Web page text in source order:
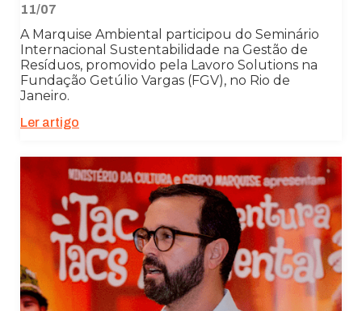
11/07
A Marquise Ambiental participou do Seminário
Internacional Sustentabilidade na Gestão de
Resíduos, promovido pela Lavoro Solutions na
Fundação Getúlio Vargas (FGV), no Rio de
Janeiro.
Ler artigo